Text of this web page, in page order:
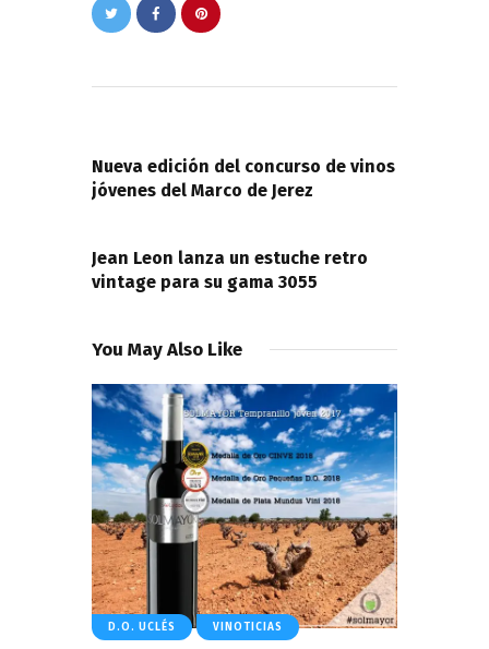
entradas
Nueva edición del concurso de vinos
jóvenes del Marco de Jerez
Jean Leon lanza un estuche retro
vintage para su gama 3055
You May Also Like
D.O. UCLÉS VINOTICIAS